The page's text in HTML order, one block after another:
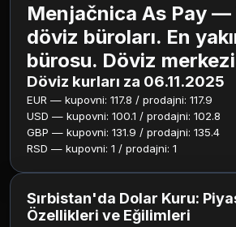
Menjačnica As Pay —
döviz büroları. En
bürosu. Döviz
Döviz kurları za 06.11.2025
EUR — kupovni: 117.8 / prodajni: 117.9
USD — kupovni: 100.1 / prodajni: 102.8
GBP — kupovni: 131.9 / prodajni: 135.4
RSD — kupovni: 1 / prodajni: 1
Sırbistan'da Dolar Kuru:
Özellikleri ve Eğilimleri